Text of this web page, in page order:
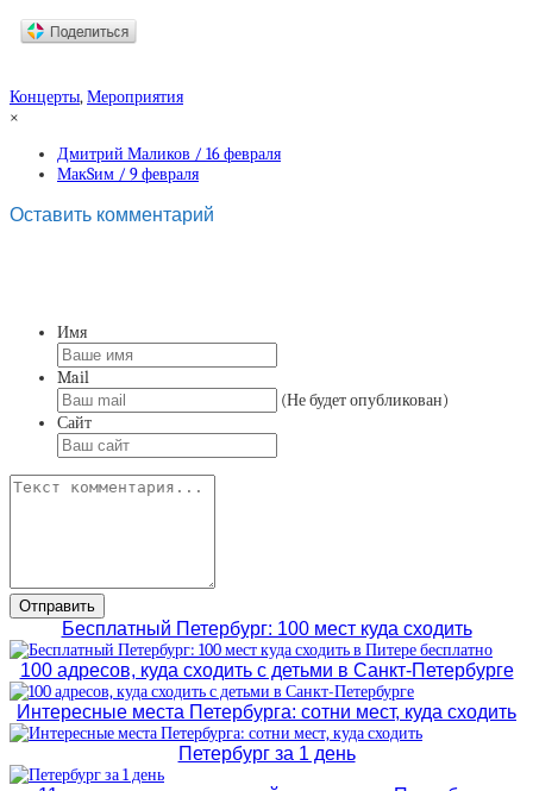
Концерты,Мероприятия
×
Дмитрий Маликов / 16 февраля
МакSим / 9 февраля
Оставить комментарий
Имя
Mail
(Не будет опубликован)
Сайт
Бесплатный Петербург: 100 мест куда сходить
100 адресов, куда сходить с детьми в Санкт-Петербурге
Интересные места Петербурга: сотни мест, куда сходить
Петербург за 1 день